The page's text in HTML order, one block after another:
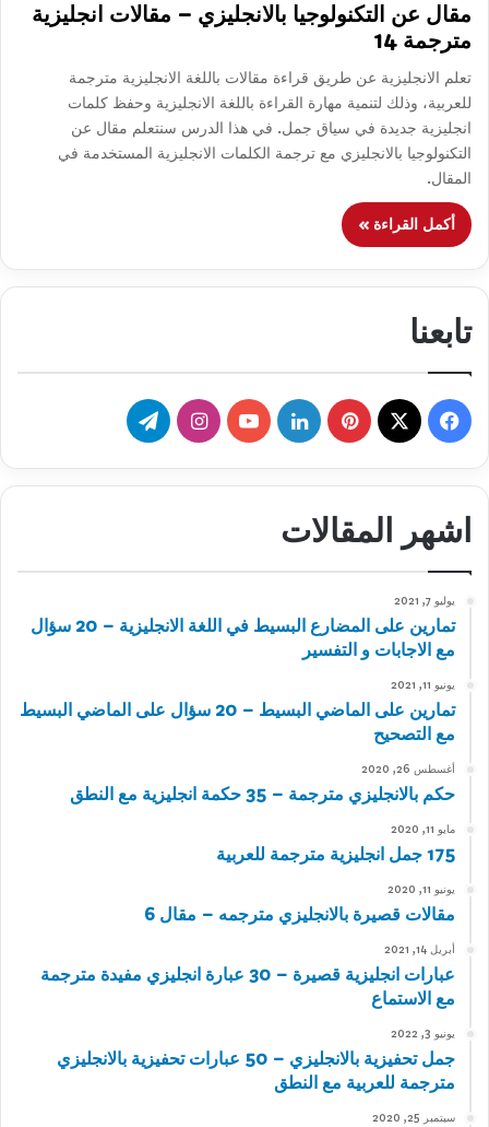
مقال عن التكنولوجيا بالانجليزي – مقالات انجليزية
مترجمة 14
تعلم الانجليزية عن طريق قراءة مقالات باللغة الانجليزية مترجمة
للعربية، وذلك لتنمية مهارة القراءة باللغة الانجليزية وحفظ كلمات
انجليزية جديدة في سياق جمل. في هذا الدرس سنتعلم مقال عن
التكنولوجيا بالانجليزي مع ترجمة الكلمات الانجليزية المستخدمة في
المقال.
أكمل القراءة »
تابعنا
فيسبوك
‫X بينتيريستلينكدإن‫YouTube
انستقرامتيلقرام
اشهر المقالات
يوليو 7, 2021
تمارين على المضارع البسيط في اللغة الانجليزية – 20 سؤال
مع الاجابات و التفسير
يونيو 11, 2021
تمارين على الماضي البسيط – 20 سؤال على الماضي البسيط
مع التصحيح
أغسطس 26, 2020
حكم بالانجليزي مترجمة – 35 حكمة انجليزية مع النطق
مايو 11, 2020
175 جمل انجليزية مترجمة للعربية
يونيو 11, 2020
مقالات قصيرة بالانجليزي مترجمه – مقال 6
أبريل 14, 2021
عبارات انجليزية قصيرة – 30 عبارة انجليزي مفيدة مترجمة
مع الاستماع
يونيو 3, 2022
جمل تحفيزية بالانجليزي – 50 عبارات تحفيزية بالانجليزي
مترجمة للعربية مع النطق
سبتمبر 25, 2020